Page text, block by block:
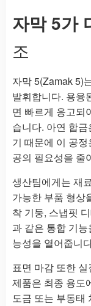
자막 5가
조
자막 5(Zamak 5)
발휘합니다. 용융
면 빠르게 응고되
습니다. 아연 합
기 때문에 이 공
공의 필요성을 줄
생산팀에게는 재
가능한 부품 형상
착 기둥, 스냅핏
과 같은 통합 기
능성을 열어줍니
표면 마감 또한
제품은 최종 용도
도금 또는 부동태